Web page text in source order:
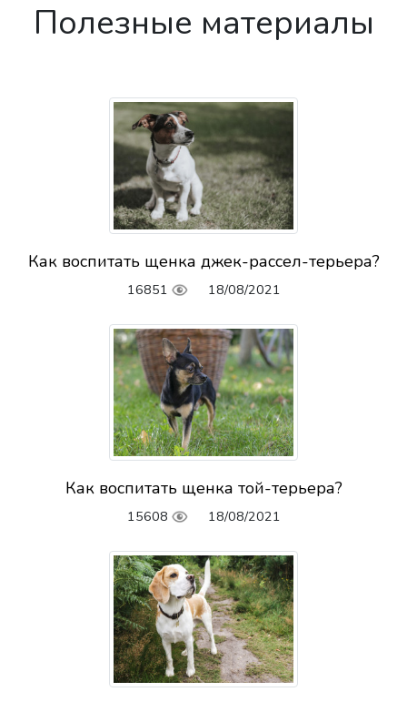
Полезные материалы
Как воспитать щенка джек-рассел-терьера?
16851 18/08/2021
Как воспитать щенка той-терьера?
15608 18/08/2021